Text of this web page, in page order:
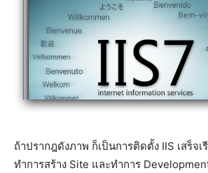
ถ้าปรากฎดังภาพ ก็เป็นการติดตั้ง IIS เสร็จเ
ทำการสร้าง Site และทำการ